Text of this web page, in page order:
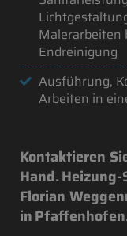
Malerarbeiten
Endreinigung
Ausführung,
Arbeiten in
Kontaktieren
Hand.
Florian
in